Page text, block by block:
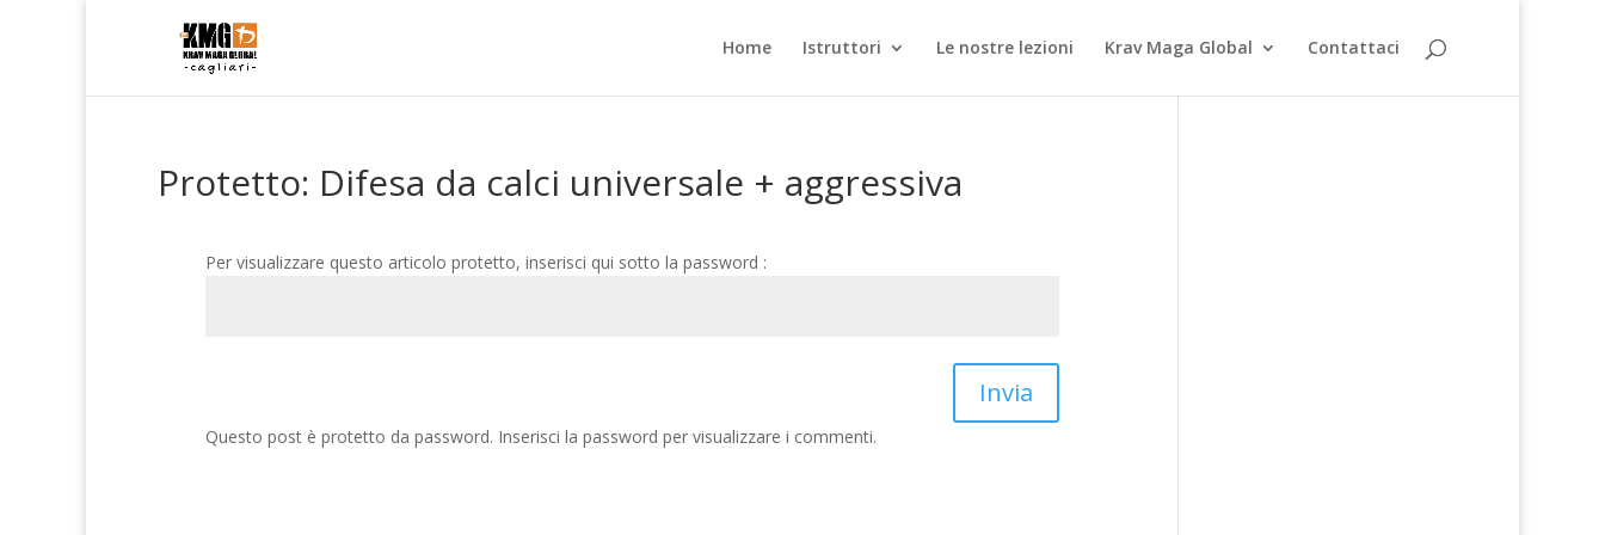
Home Istruttori Le nostre lezioni Krav Maga Global Contattaci
Protetto: Difesa da calci universale + aggressiva
Per visualizzare questo articolo protetto, inserisci qui sotto la password :
Invia
Questo post è protetto da password. Inserisci la password per visualizzare i commenti.